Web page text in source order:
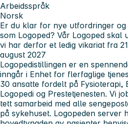
Arbeidsspråk
Norsk
Er du klar for nye utfordringer
som Logoped? Vår Logoped skal
vi har derfor et ledig vikariat fra
august 2027
Logopedistillingen er en
inngår i Enhet for flerfaglige
30 ansatte fordelt på Fysioterapi,
Logopedi og Prestetjenesten. Vi
tett samarbeid med alle
på sykehuset. Logopeden server